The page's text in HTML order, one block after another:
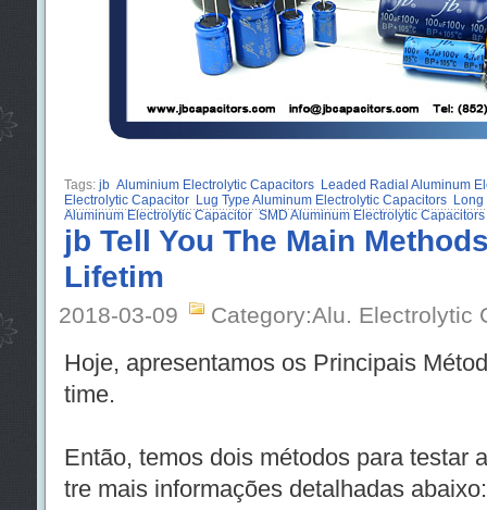
Tags: jb Aluminium Electrolytic Capacitors
Leaded Radial Aluminum
Electrolytic Capacitor
Lug Type Aluminum Electrolytic Capacitors
Aluminum Electrolytic Capacitor SMD Aluminum Electrolytic Capacitors
jb Tell You The Main
Lifetim
2018-03-09 Category:Alu. Electrolytic
Hoje, apresentamos os Principais
time.
Então, temos dois métodos para testar
tre mais informações detalhadas abaixo: